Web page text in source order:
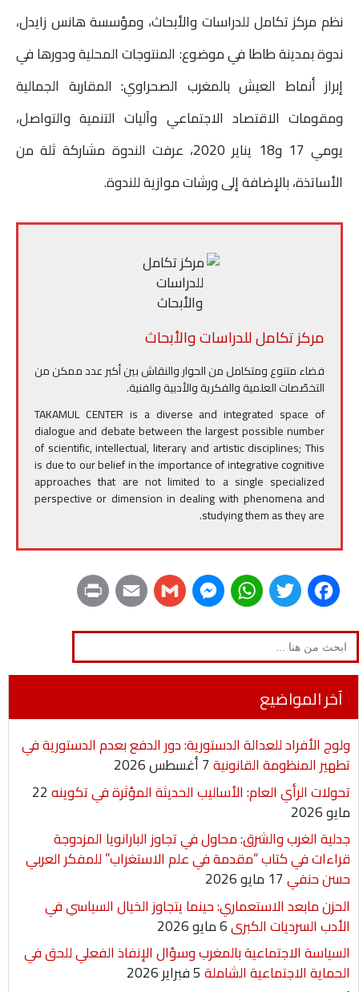
e
o
o
k
t
t
r
t
A
p
p
s
g
r
n
نظم مركز تكامل للدراسات والأبحاث، ومؤسسة هانس زايدل،
ندوة بمدينة طاطا في موضوع: المنتوجات المحلية ودورها في
إبراز أنماط العيش بالمغرب الصحراوي: المقاربة الجمالية
ومقومات الاقتصاد الاجتماعي وآليات التنمية والتواصل،
يومي 17 و18 يناير 2020، عرفت الندوة مشاركة ثلة من
الأساتذة، بالإضافة إلى ورشات موازية للندوة.
مركز تكامل للدراسات والأبحاث
فضاء متنوع ومتكامل من الحوار والنقاش بين أكبر عدد ممكن من
التخصّصات العلمية والفكرية والأدبية والفنية.
TAKAMUL CENTER is a diverse and integrated space of
dialogue and debate between the largest possible number
of scientific, intellectual, literary and artistic disciplines; This
is due to our belief in the importance of integrative cognitive
approaches that are not limited to a single specialized
perspective or dimension in dealing with phenomena and
studying them as they are.
F
a
c
e
b
o
o
k
T
w
i
t
t
e
r
W
h
a
s
A
p
M
e
s
e
n
g
r
G
m
a
l
E
m
a
l
r
i
t
Search
for:
آخر المواضيع
ولوج الأفراد للعدالة الدستورية: دور الدفع بعدم الدستورية في
تطهير المنظومة القانونية7 أغسطس 2026
تحولات الرأي العام: الأساليب الحديثة المؤثرة في تكوينه22
مايو 2026
جدلية الغرب والشرق: محاول في تجاوز البارانويا المزدوجة
قراءات في كتاب “مقدمة في علم الاستغراب” للمفكر العربي
حسن حنفي17 مايو 2026
الحزن مابعد الاستعماري: حينما يتجاوز الخيال السياسي في
الأدب السرديات الكبرى6 مايو 2026
السياسة الاجتماعية بالمغرب وسؤال الإنفاذ الفعلي للحق في
الحماية الاجتماعية الشاملة5 فبراير 2026